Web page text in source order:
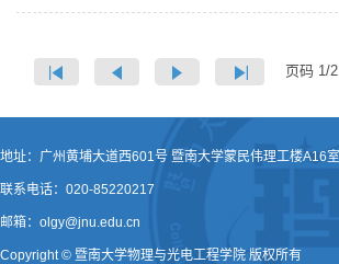
久。“孤岛”时期，全体师生居...
页码 1/2
地址：广州黄埔大道西601号 暨南大学蒙民伟理工楼A16
联系电话：020-85220217
邮箱：olgy@jnu.edu.cn
Copyright © 暨南大学物理与光电工程学院 版权所有